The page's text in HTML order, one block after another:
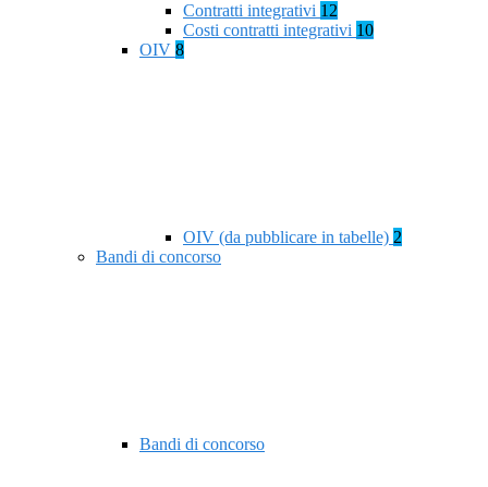
Contratti integrativi 12
Costi contratti integrativi 10
OIV 8
OIV (da pubblicare in tabelle) 2
Bandi di concorso
Bandi di concorso